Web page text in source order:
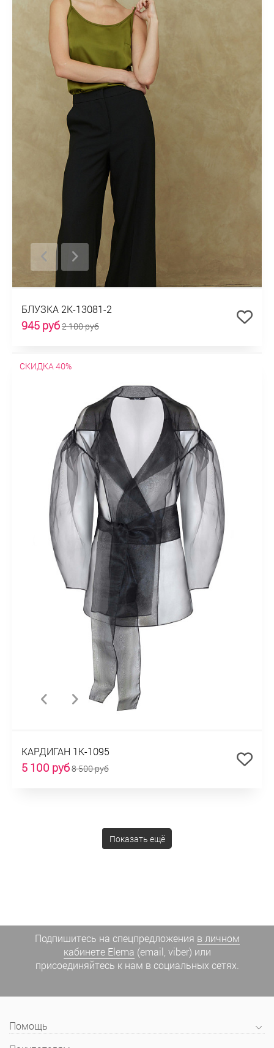
БЛУЗКА 2К-13081-2
945 руб2 100 руб
СКИДКА 40%
КАРДИГАН 1К-1095
5 100 руб8 500 руб
Показать ещё
Подпишитесь на спецпредложения в личном
кабинете Elema (email, viber) или
присоединяйтесь к нам в социальных сетях.
Помощь